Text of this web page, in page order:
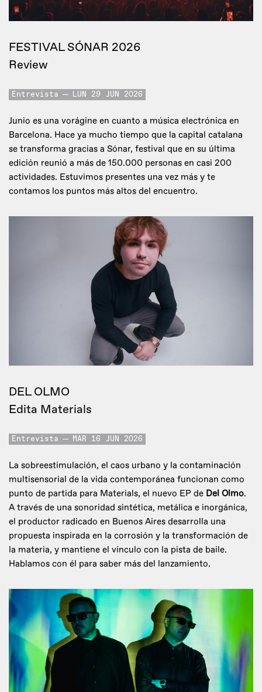
FESTIVAL SÓNAR 2026
Review
Entrevista LUN 29 JUN 2026
Junio es una vorágine en cuanto a música electrónica en
Barcelona. Hace ya mucho tiempo que la capital catalana
se transforma gracias a Sónar, festival que en su última
edición reunió a más de 150.000 personas en casi 200
actividades. Estuvimos presentes una vez más y te
contamos los puntos más altos del encuentro.
DEL OLMO
Edita Materials
Entrevista MAR 16 JUN 2026
La sobreestimulación, el caos urbano y la contaminación
multisensorial de la vida contemporánea funcionan como
punto de partida para Materials, el nuevo EP de Del Olmo.
A través de una sonoridad sintética, metálica e inorgánica,
el productor radicado en Buenos Aires desarrolla una
propuesta inspirada en la corrosión y la transformación de
la materia, y mantiene el vínculo con la pista de baile.
Hablamos con él para saber más del lanzamiento.